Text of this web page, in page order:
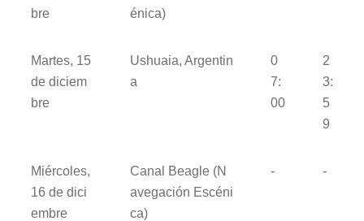
bre
énica)
Martes, 15
de diciem
bre
Ushuaia, Argentin
a
0
7:
00
2
3:
5
9
Miércoles,
16 de dici
embre
Canal Beagle (N
avegación Escéni
ca)
- -